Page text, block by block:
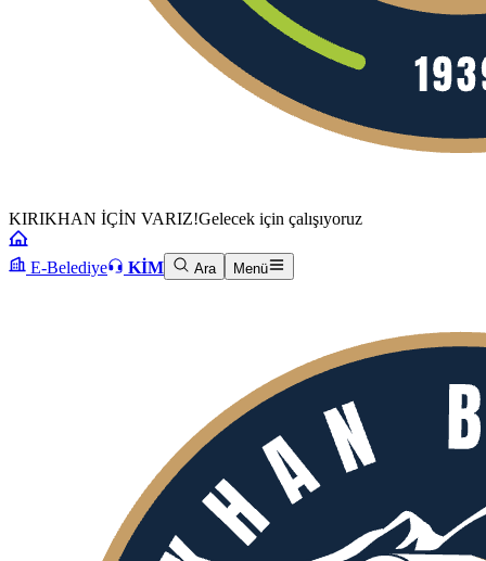
KIRIKHAN İÇİN VARIZ!Gelecek için çalışıyoruz
E-Belediye KİM Ara Menü